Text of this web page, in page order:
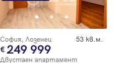
София, Лозенец 53 кв.м.
249 999
Двустаен апартамент